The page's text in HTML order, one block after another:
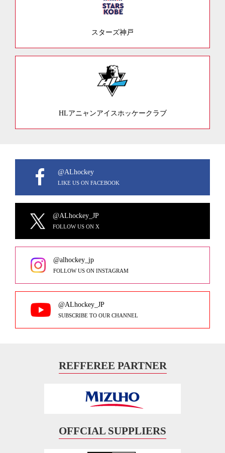
スターズ神戸
HLアニャンアイスホッケークラブ
@ALhockey
LIKE US ON FACEBOOK
@ALhockey_JP
FOLLOW US ON X
@alhockey_jp
FOLLOW US ON INSTAGRAM
@ALhockey_JP
SUBSCRIBE TO OUR CHANNEL
REFFEREE PARTNER
OFFCIAL SUPPLIERS